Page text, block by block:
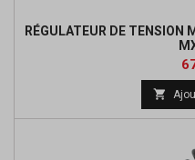
RÉGULATEUR DE TENSION
